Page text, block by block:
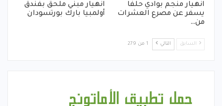
انهيار منجم بوادي حلفا
يسفر عن مصرع العشرات
من…
انهيار مبني ملحق بفندق
أولمبيا بارك بورتسودان
السابق التالي 1 من 279